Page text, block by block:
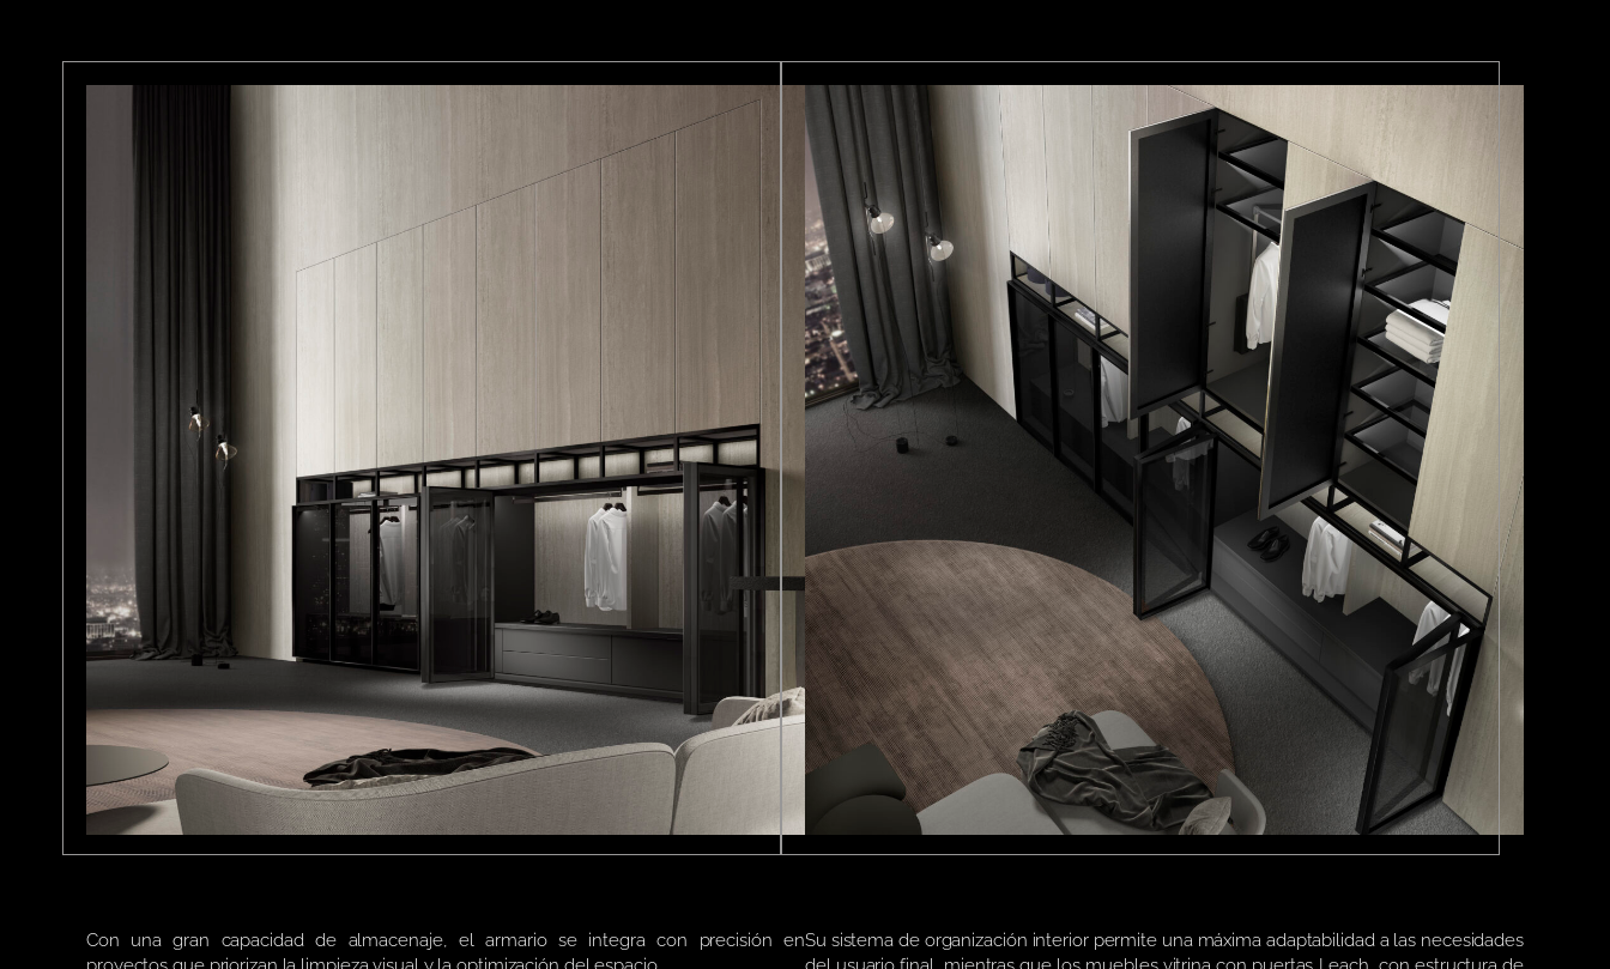
Con una gran capacidad de almacenaje, el armario se integra con precisión enSu sistema de organización interior permite una máxima adaptabilidad a las necesidades